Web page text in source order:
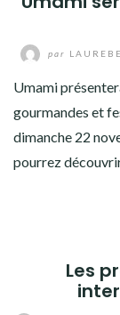
par
Umami
gourmandes et
dimanche 22
pourrez
Les